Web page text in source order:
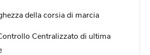
della corsia di marcia
Centralizzato di ultima